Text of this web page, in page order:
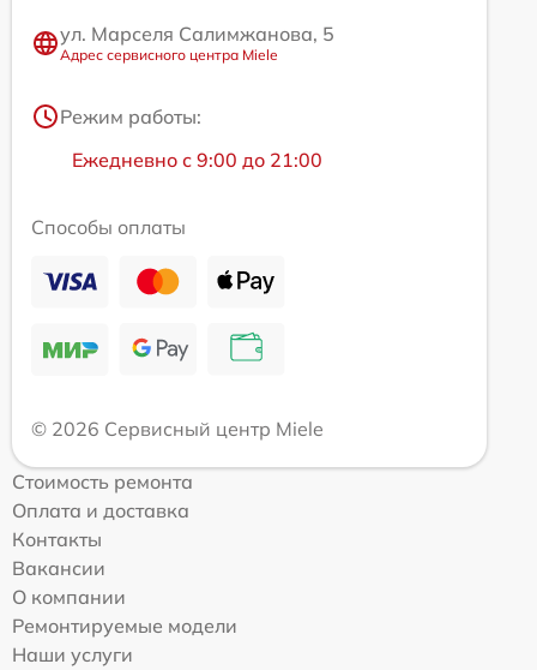
ул. Марселя Салимжанова, 5
Адрес сервисного центра Miele
Режим работы:
Ежедневно с 9:00 до 21:00
Способы оплаты
© 2026 Сервисный центр Miele
Стоимость ремонта
Оплата и доставка
Контакты
Вакансии
О компании
Ремонтируемые модели
Наши услуги